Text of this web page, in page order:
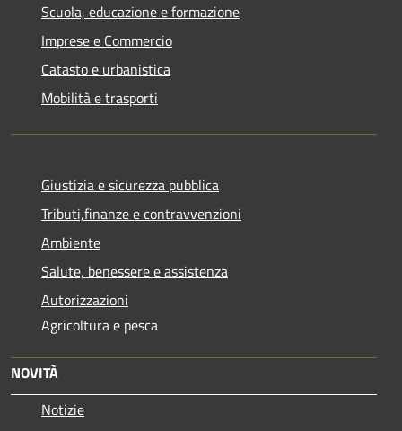
Scuola, educazione e formazione
Imprese e Commercio
Catasto e urbanistica
Mobilità e trasporti
Giustizia e sicurezza pubblica
Tributi,finanze e contravvenzioni
Ambiente
Salute, benessere e assistenza
Autorizzazioni
Agricoltura e pesca
NOVITÀ
Notizie